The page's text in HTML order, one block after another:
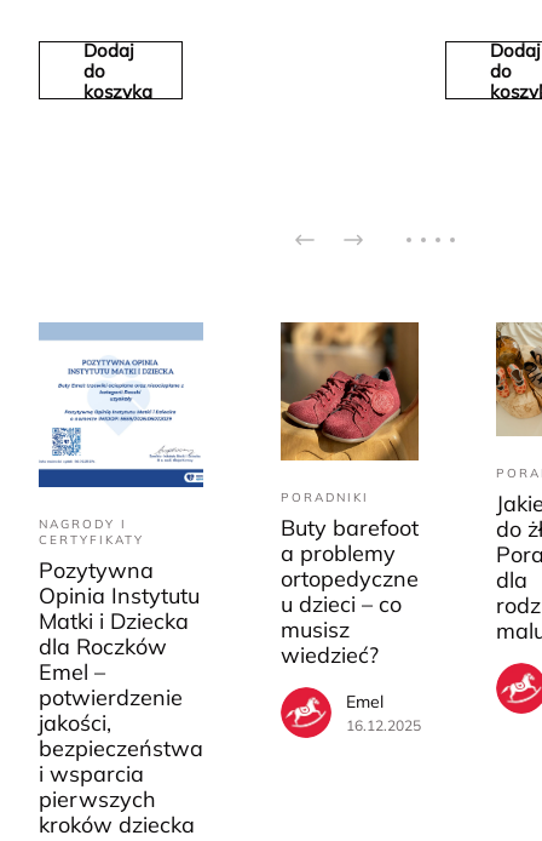
Dodaj
do
koszyka
Dodaj
do
NAGRODY I
CERTYFIKATY
Pozytywna
Opinia Instytutu
Matki i Dziecka
dla Roczków
Emel –
potwierdzenie
jakości,
bezpieczeństwa
i wsparcia
pierwszych
kroków dziecka
PORADNIKI
Buty barefoot
a problemy
ortopedyczne
u dzieci – co
musisz
wiedzieć?
Emel
16.12.2025
do
dla